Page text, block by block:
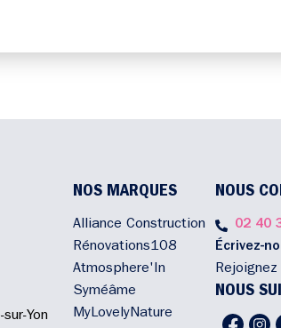
Yon
NOS MARQUES
Alliance Construction
Rénovations108
Atmosphere'In
Syméâme
MyLovelyNature
NOUS
02 40
Écrivez-
NOUS